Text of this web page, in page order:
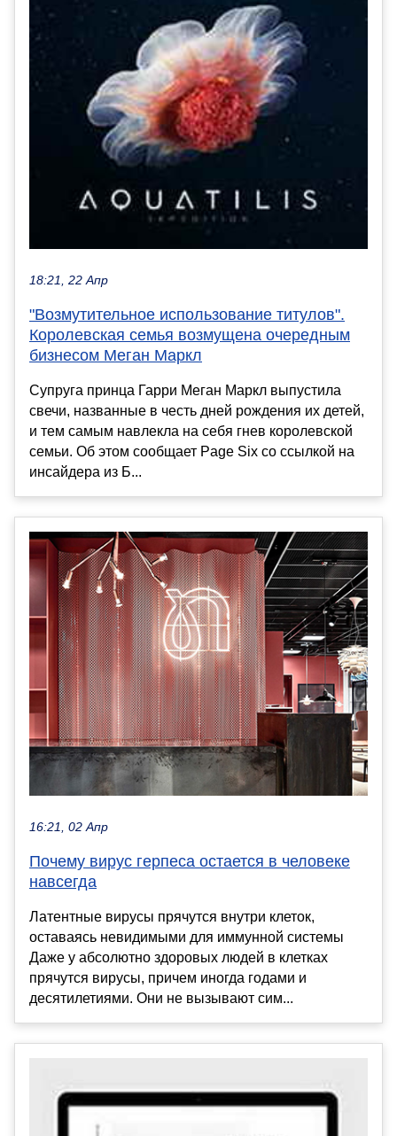
18:21, 22 Апр
"Возмутительное использование титулов".
Королевская семья возмущена очередным
бизнесом Меган Маркл
Супруга принца Гарри Меган Маркл выпустила
свечи, названные в честь дней рождения их детей,
и тем самым навлекла на себя гнев королевской
семьи. Об этом сообщает Page Six со ссылкой на
инсайдера из Б...
16:21, 02 Апр
Почему вирус герпеса остается в человеке
навсегда
Латентные вирусы прячутся внутри клеток,
оставаясь невидимыми для иммунной системы
Даже у абсолютно здоровых людей в клетках
прячутся вирусы, причем иногда годами и
десятилетиями. Они не вызывают сим...